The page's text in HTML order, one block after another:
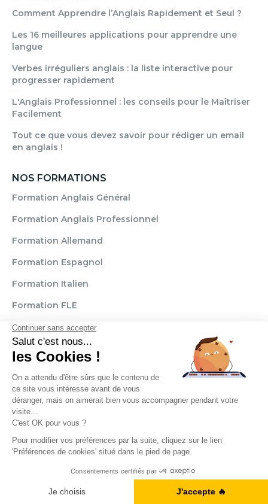
A1, B2, C1... Vous en êtes où ?
Je fais le test
Comment Apprendre l’Anglais Rapidement et Seul ?
Les 16 meilleures applications pour apprendre une
langue
Verbes irréguliers anglais : la liste interactive pour
progresser rapidement
L'Anglais Professionnel : les conseils pour le Maîtriser
Facilement
Tout ce que vous devez savoir pour rédiger un email
en anglais !
NOS FORMATIONS
Formation Anglais Général
Formation Anglais Professionnel
Formation Allemand
Formation Espagnol
Formation Italien
Formation FLE
OÙ CHERCHEZ-VOUS DES COURS D'ANGLAIS ?
Paris MarseilleLille Strasbourg Grenoble
Angers
Narbonne RouenAix-en-Provence
ToulouseNiceRennes NantesBrignaisReimsClamart
Brest
Mentions légales CGU / CGV
Politique de confidentialité
Transparence Témoignages